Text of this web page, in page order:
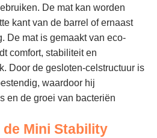
De mat kan worden
kant van de barrel of ernaast
De mat is gemaakt van eco-
comfort, stabiliteit en
Door de gesloten-celstructuur is
waardoor hij
en de groei van bacteriën
Mini Stability